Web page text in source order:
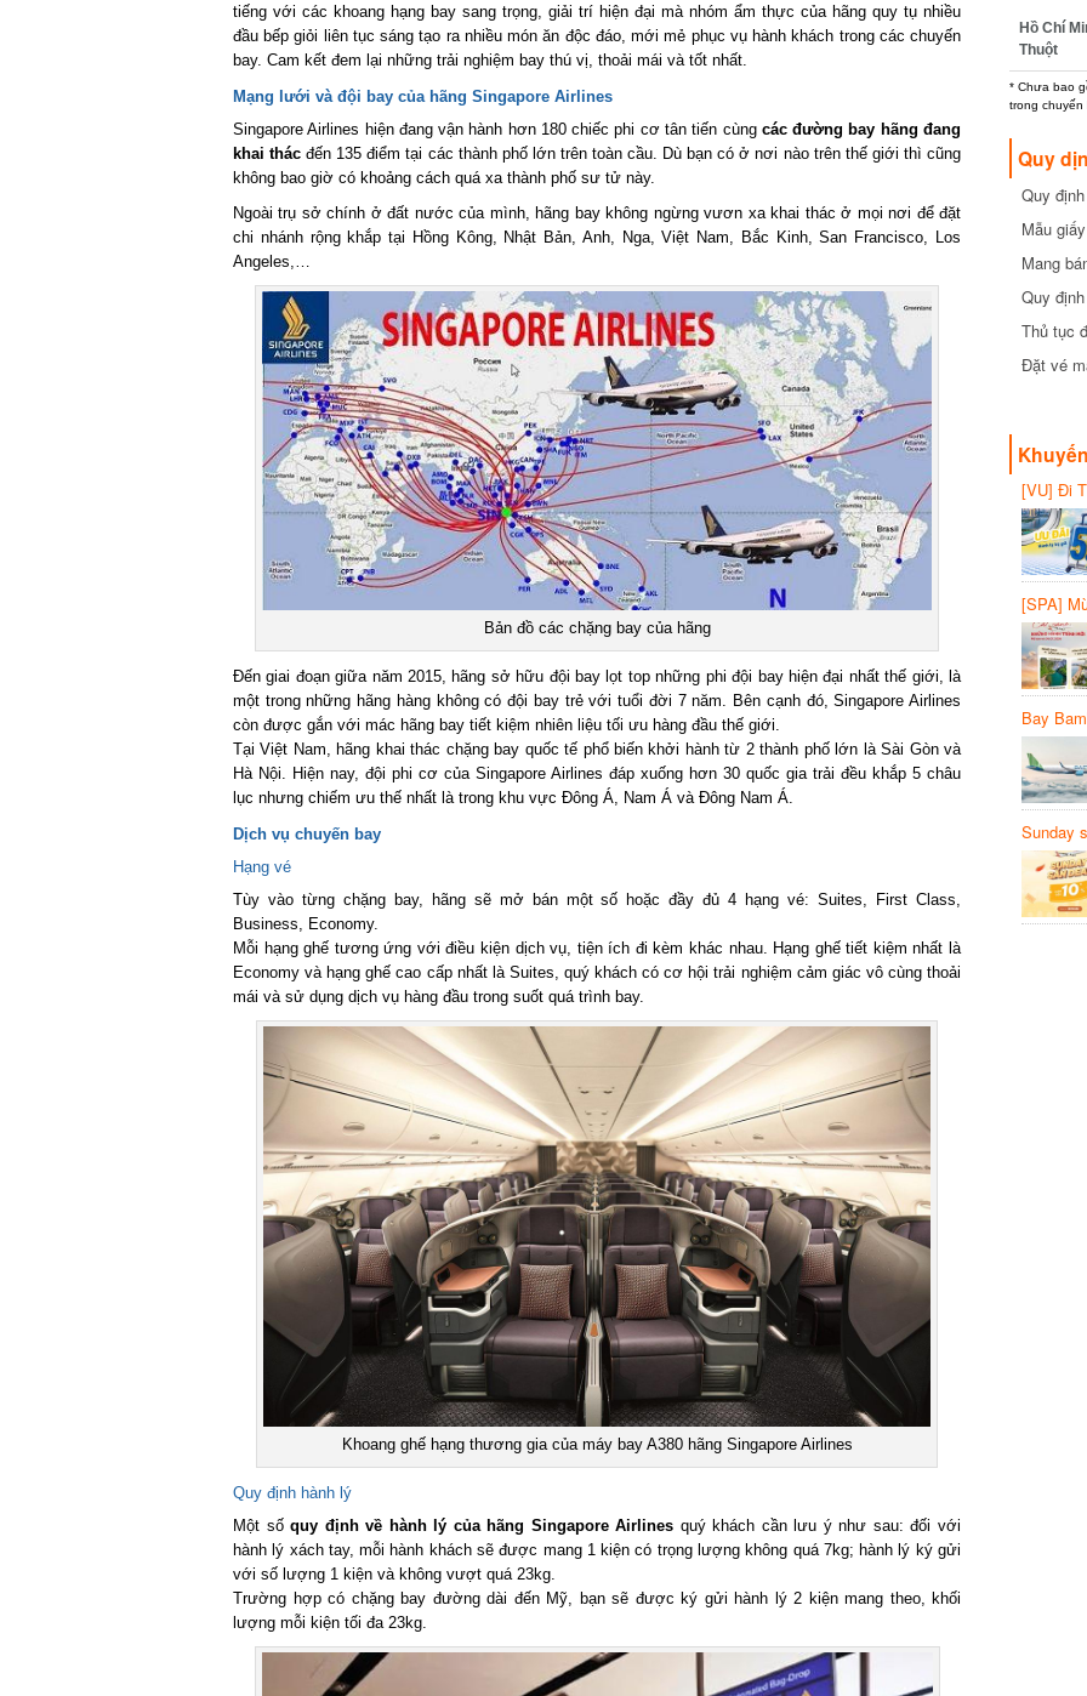
tiếng với các khoang hạng bay sang trọng, giải trí hiện đại mà nhóm ẩm thực của hãng quy tụ nhiều
đầu bếp giỏi liên tục sáng tạo ra nhiều món ăn độc đáo, mới mẻ phục vụ hành khách trong các chuyến
bay. Cam kết đem lại những trải nghiệm bay thú vị, thoải mái và tốt nhất.
Mạng lưới và đội bay của hãng Singapore Airlines
Singapore Airlines hiện đang vận hành hơn 180 chiếc phi cơ tân tiến cùngcác đường bay hãng đang
khai thácđến 135 điểm tại các thành phố lớn trên toàn cầu. Dù bạn có ở nơi nào trên thế giới thì cũng
không bao giờ có khoảng cách quá xa thành phố sư tử này.
Ngoài trụ sở chính ở đất nước của mình, hãng bay không ngừng vươn xa khai thác ở mọi nơi để đặt
chi nhánh rộng khắp tại Hồng Kông, Nhật Bản, Anh, Nga, Việt Nam, Bắc Kinh, San Francisco, Los
Angeles,…
Bản đồ các chặng bay của hãng
Đến giai đoạn giữa năm 2015, hãng sở hữu đội bay lọt top những phi đội bay hiện đại nhất thế giới, là
một trong những hãng hàng không có đội bay trẻ với tuổi đời 7 năm. Bên cạnh đó, Singapore Airlines
còn được gắn với mác hãng bay tiết kiệm nhiên liệu tối ưu hàng đầu thế giới.
Tại Việt Nam, hãng khai thác chặng bay quốc tế phổ biến khởi hành từ 2 thành phố lớn là Sài Gòn và
Hà Nội. Hiện nay, đội phi cơ của Singapore Airlines đáp xuống hơn 30 quốc gia trải đều khắp 5 châu
lục nhưng chiếm ưu thế nhất là trong khu vực Đông Á, Nam Á và Đông Nam Á.
Dịch vụ chuyến bay
Hạng vé
Tùy vào từng chặng bay, hãng sẽ mở bán một số hoặc đầy đủ 4 hạng vé: Suites, First Class,
Business, Economy.
Mỗi hạng ghế tương ứng với điều kiện dịch vụ, tiện ích đi kèm khác nhau. Hạng ghế tiết kiệm nhất là
Economy và hạng ghế cao cấp nhất là Suites, quý khách có cơ hội trải nghiệm cảm giác vô cùng thoải
mái và sử dụng dịch vụ hàng đầu trong suốt quá trình bay.
Khoang ghế hạng thương gia của máy bay A380 hãng Singapore Airlines
Quy định hành lý
Một sốquy định về hành lý của hãng Singapore Airlinesquý khách cần lưu ý như sau: đối với
hành lý xách tay, mỗi hành khách sẽ được mang 1 kiện có trọng lượng không quá 7kg; hành lý ký gửi
với số lượng 1 kiện và không vượt quá 23kg.
Trường hợp có chặng bay đường dài đến Mỹ, bạn sẽ được ký gửi hành lý 2 kiện mang theo, khối
lượng mỗi kiện tối đa 23kg.
Hồ Chí
Thuột
* Chưa bao
trong chuyến
Quy
Quy
cần biết
Mẫu
Mang
Quy
Thủ tục
Đặt vé
[VU] Đi
giảm
[SPA]
20%
Bay
Sunday